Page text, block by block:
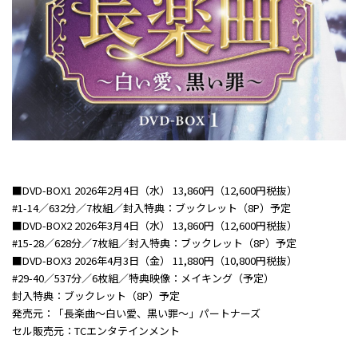
■DVD-BOX1 2026年2月4日（水） 13,860円（12,600円税抜）
#1-14／632分／7枚組／封入特典：ブックレット（8P）予定
■DVD-BOX2 2026年3月4日（水） 13,860円（12,600円税抜）
#15-28／628分／7枚組／封入特典：ブックレット（8P）予定
■DVD-BOX3 2026年4月3日（金） 11,880円（10,800円税抜）
#29-40／537分／6枚組／特典映像：メイキング（予定）
封入特典：ブックレット（8P）予定
発売元：「長楽曲～白い愛、黒い罪～」パートナーズ
セル販売元：TCエンタテインメント